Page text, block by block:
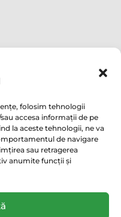
folosim tehnologii
accesa informații de pe
la aceste tehnologii, ne va
de navigare
sau retragerea
anumite funcții și
by